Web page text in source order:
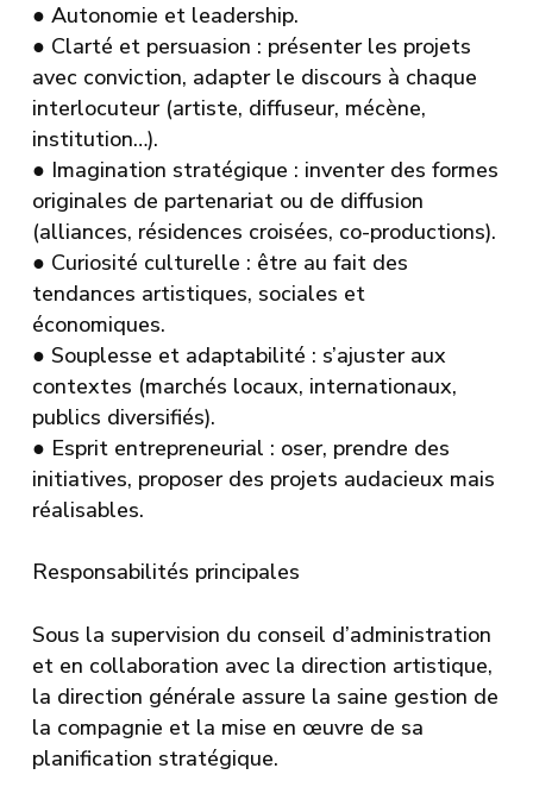
● Autonomie et leadership.
● Clarté et persuasion : présenter les projets
avec conviction, adapter le discours à chaque
interlocuteur (artiste, diffuseur, mécène,
institution…).
● Imagination stratégique : inventer des formes
originales de partenariat ou de diffusion
(alliances, résidences croisées, co-productions).
● Curiosité culturelle : être au fait des
tendances artistiques, sociales et
économiques.
● Souplesse et adaptabilité : s’ajuster aux
contextes (marchés locaux, internationaux,
publics diversifiés).
● Esprit entrepreneurial : oser, prendre des
initiatives, proposer des projets audacieux mais
réalisables.
Responsabilités principales
Sous la supervision du conseil d’administration
et en collaboration avec la direction artistique,
la direction générale assure la saine gestion de
la compagnie et la mise en œuvre de sa
planification stratégique.